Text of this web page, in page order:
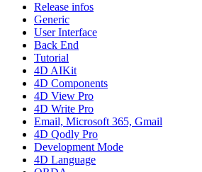
Release infos
Generic
User Interface
Back End
Tutorial
4D AIKit
4D Components
4D View Pro
4D Write Pro
Email, Microsoft 365, Gmail
4D Qodly Pro
Development Mode
4D Language